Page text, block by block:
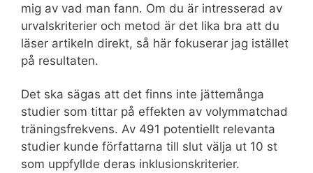
mig av vad man fann. Om du är intresserad av
urvalskriterier och metod är det lika bra att du
läser artikeln direkt, så här fokuserar jag istället
på resultaten.
Det ska sägas att det finns inte jättemånga
studier som tittar på effekten av volymmatchad
träningsfrekvens. Av 491 potentiellt relevanta
studier kunde författarna till slut välja ut 10 st
som uppfyllde deras inklusionskriterier.